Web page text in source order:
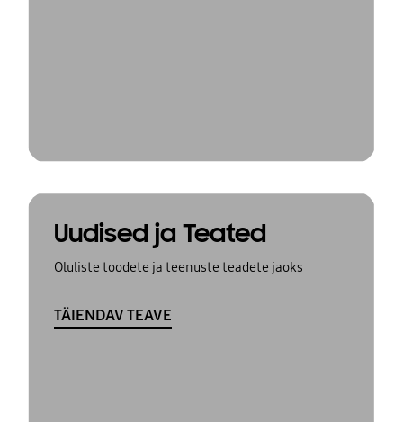
Uudised ja Teated
Oluliste toodete ja teenuste teadete jaoks
TÄIENDAV TEAVE